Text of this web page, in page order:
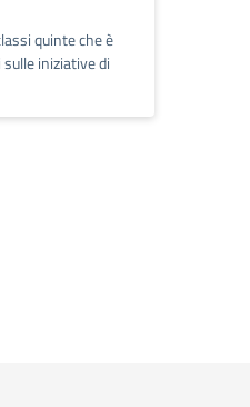
quinte che è
iniziative di